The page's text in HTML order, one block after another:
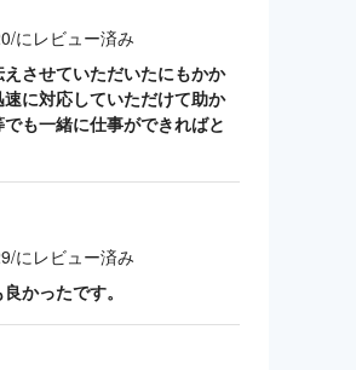
にレビュー済み
させていただいたにもかか
に対応していただけて助か
も一緒に仕事ができればと
にレビュー済み
かったです。